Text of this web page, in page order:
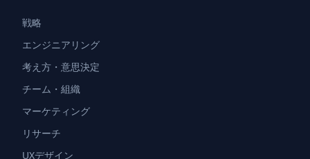
戦略
エンジニアリング
考え方・意思決定
チーム・組織
マーケティング
リサーチ
UXデザイン